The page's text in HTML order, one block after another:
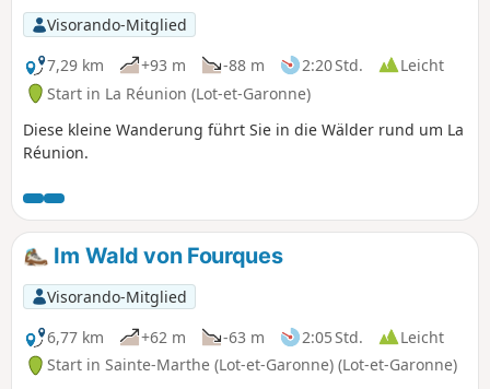
Visorando-Mitglied
7,29 km
+93 m -88 m 2:20 Std.
Leicht
Start in La Réunion (Lot-et-Garonne)
Diese kleine Wanderung führt Sie in die Wälder rund um La
Réunion.
Im Wald von Fourques
Visorando-Mitglied
6,77 km
+62 m -63 m 2:05 Std.
Leicht
Start in Sainte-Marthe (Lot-et-Garonne) (Lot-et-Garonne)